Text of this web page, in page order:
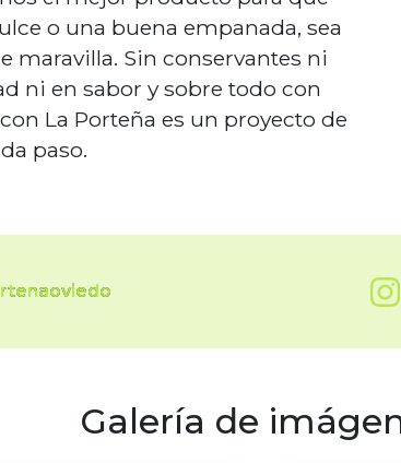
o una buena empanada, sea
maravilla. Sin conservantes ni
ni en sabor y sobre todo con
La Porteña es un proyecto de
paso.
Galería de